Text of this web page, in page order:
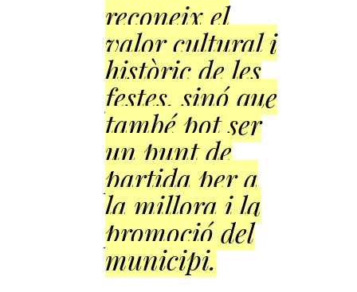
reconeix el
valor cultural i
històric de les
festes, sinó que
també pot ser
un punt de
partida per a
la millora i la
promoció del
municipi.